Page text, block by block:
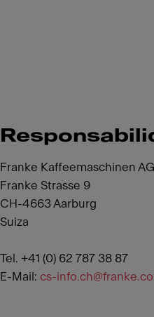
Franke Kaffeemaschinen AG
Franke Strasse 9
CH-4663 Aarburg
Suiza
Tel. +41 (0) 62 787 38 87
E-Mail: cs-